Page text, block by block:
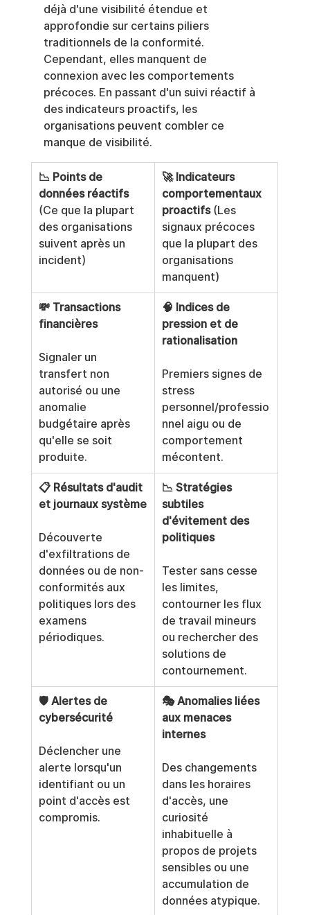
déjà d'une visibilité étendue et
approfondie sur certains piliers
traditionnels de la conformité.
Cependant, elles manquent de
connexion avec les comportements
précoces. En passant d'un suivi réactif à
des indicateurs proactifs, les
organisations peuvent combler ce
manque de visibilité.
📉 Points de
données réactifs
(Ce que la plupart
des organisations
suivent après un
incident)
🚀 Indicateurs
comportementaux
proactifs (Les
signaux précoces
que la plupart des
organisations
manquent)
💸 Transactions
financières
Signaler un
transfert non
autorisé ou une
anomalie
budgétaire après
qu'elle se soit
produite.
🧠 Indices de
pression et de
rationalisation
Premiers signes de
stress
personnel/professio
nnel aigu ou de
comportement
mécontent.
📋 Résultats d'audit
et journaux système
Découverte
d'exfiltrations de
données ou de non-
conformités aux
politiques lors des
examens
périodiques.
📉 Stratégies
subtiles
d'évitement des
politiques
Tester sans cesse
les limites,
contourner les flux
de travail mineurs
ou rechercher des
solutions de
contournement.
🛡️ Alertes de
cybersécurité
Déclencher une
alerte lorsqu'un
identifiant ou un
point d'accès est
compromis.
🎭 Anomalies liées
aux menaces
internes
Des changements
dans les horaires
d'accès, une
curiosité
inhabituelle à
propos de projets
sensibles ou une
accumulation de
données atypique.